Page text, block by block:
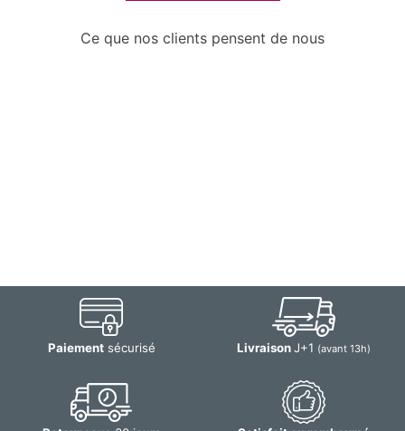
Ce que nos clients pensent de nous
Paiementsécurisé LivraisonJ+1 (avant 13h)